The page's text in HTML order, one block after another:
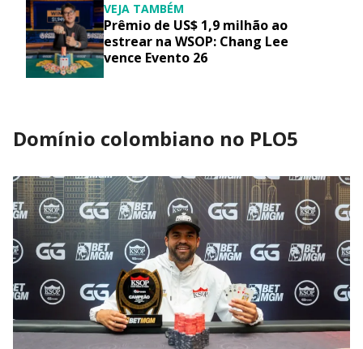
VEJA TAMBÉM
Prêmio de US$ 1,9 milhão ao
estrear na WSOP: Chang Lee
vence Evento 26
Domínio colombiano no PLO5